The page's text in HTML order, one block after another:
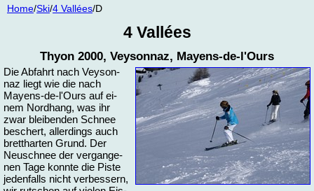
Home/Ski/4 Vallées/D
4 Vallées
Thy­on 2000, Vey­son­naz, Mayens-de-l'Ours
Die Ab­fahrt nach Vey­son­
naz liegt wie die nach
Mayens-de-l'Ours auf ei­
nem Nord­hang, was ihr
zwar blei­ben­den Schnee
be­schert, al­ler­dings auch
brett­har­ten Grund. Der
Neuschnee der ver­gan­ge­
nen Ta­ge konn­te die Pis­te
je­den­falls nicht ver­bes­sern,